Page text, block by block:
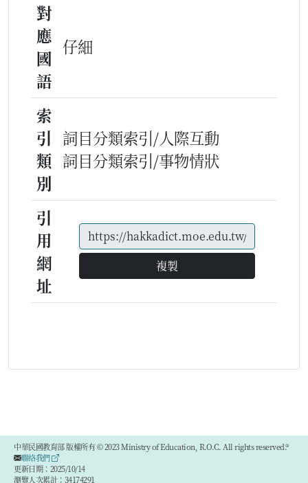
對
應
國
語
仔細
索
引
類
別
詞目分類索引/人際互動
詞目分類索引/事物情狀
引
用
網
址
複製
中華民國教育部 版權所有 © 2023 Ministry of Education, R.O.C. All rights reserved.®
聯絡我們
更新日期：2025/10/14
瀏覽人次累計：34174291